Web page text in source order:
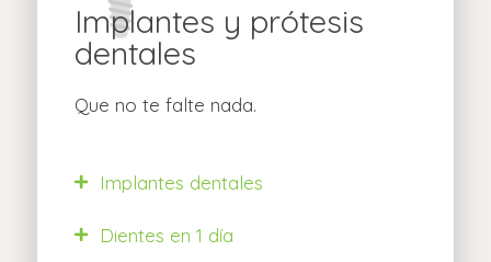
Implantes y prótesis
dentales
Que no te falte nada.
Implantes dentales
Dientes en 1 día